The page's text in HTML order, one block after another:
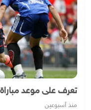
تعرف على موعد مباراة
منذ أسبوعين